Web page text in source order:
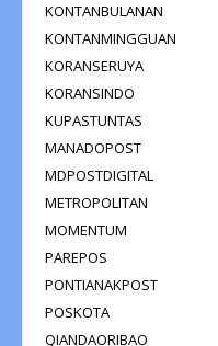
KONTANBULANAN
KONTANMINGGUAN
KORANSERUYA
KORANSINDO
KUPASTUNTAS
MANADOPOST
MDPOSTDIGITAL
METROPOLITAN
MOMENTUM
PAREPOS
PONTIANAKPOST
POSKOTA
QIANDAORIBAO